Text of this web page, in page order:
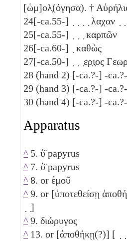
[ὡμ]ολ̣(όγησα). †
24[-ca.55-] ̣ ̣ ̣ ̣ λαχαν
25[-ca.55-] ̣ ̣ ̣ καρπῶν
26[-ca.60-] ̣ καθὼς
27[-ca.50-] ̣ ̣ ̣ερ̣ι̣ος
28 (hand 2) [-ca.?-] -ca.?-
29 (hand 3) [-ca.?-] -ca.?-
30 (hand 4) [-ca.?-] -ca.?-
Apparatus
^ 5. ὑ̈ papyrus
^ 7. ὑ̈ papyrus
^ 8. or ἐμοῦ
^ 9. or [ὑποτεθείσῃ
̣ ̣]
^ 9. διώρυγος
^ 13. or